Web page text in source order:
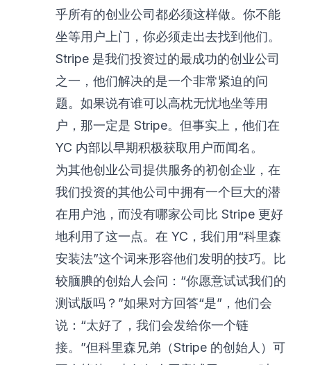
乎所有的创业公司都必须这样做。你不能
坐等用户上门，你必须走出去找到他们。
Stripe 是我们投资过的最成功的创业公司
之一，他们解决的是一个非常紧迫的问
题。如果说有谁可以高枕无忧地坐等用
户，那一定是 Stripe。但事实上，他们在
YC 内部以早期积极获取用户而闻名。
为其他创业公司提供服务的初创企业，在
我们投资的其他公司中拥有一个巨大的潜
在用户池，而没有哪家公司比 Stripe 更好
地利用了这一点。在 YC，我们用“科里森
安装法”这个词来形容他们发明的技巧。比
较腼腆的创始人会问：“你愿意试试我们的
测试版吗？”如果对方回答“是”，他们会
说：“太好了，我们会发给你一个链
接。”但科里森兄弟（Stripe 的创始人）可